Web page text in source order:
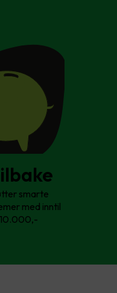
smarte
med inntil